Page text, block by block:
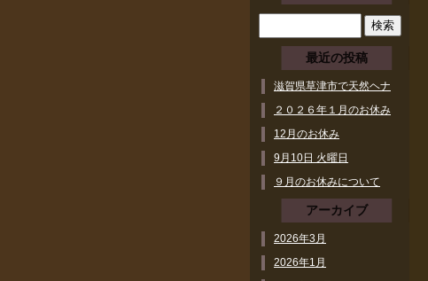
最近の投稿
滋賀県草津市で天然ヘナ
２０２６年１月のお休み
12月のお休み
9月10日 火曜日
９月のお休みについて
アーカイブ
2026年3月
2026年1月